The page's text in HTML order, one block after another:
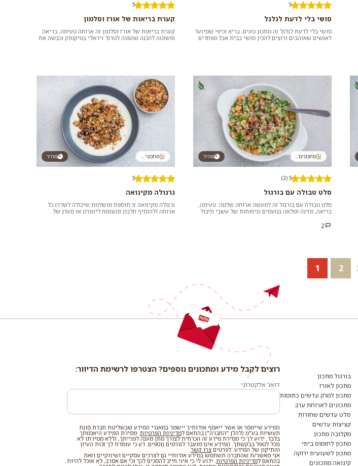
5
סושי בלי לדעת לגלגל
סושי בלי לדעת לגלגל זה מתכון טעים, בריא וכיפי שמיועד
לאנשים שאוהבים ורוצים להכין סושי בבית אבל מפחדים
5
קערת בריאות של אורז וסלמון
קערת בריאות של אורז וסלמון זה ארוחה טעימה, בריאה
ופשוטה להכנה שהפכה לטרנד ויראלי בטיקטוק וכבשה את
מהיר מתכונים...
5 (2)
סלט טבולה עם בורגול
סלט טבולה עם בורגול זה למעשה ארוחה שלמה: טעימה,
בריאה, מזינה ומלאה בטעמים וניחוחות של עשבי תיבול
2
מהיר מתכוני ...
5
גרנולה מקינואה
גרנולה מקינואה זו תוספת מושלמת שיכולה לשדרג כל
ארוחה ולהוסיף חלבון מהצומח ליוגורט או מעדן של
1 2
בורגול מתכון
מתכון לאורז
מתכון למרק עדשים כתומות
מתכונים לארוחת ערב
סלט עדשים שחורות
קציצות עדשים
מקלובה מתכון
מתכון לחומוס ביתי
מתכון לשעועית ירוקה
קינואה מתכונים
רוצים לקבל מידע ומתכונים נוספים? הצטרפו לרשימת הדיוור:
דואר אלקטרוני
המידע שיימסר או אשר ייאסף אודותיך יישמר במאגרי המידע שבשליטת חברת סוגת
תעשיות בע"מ (להלן:"החברה") בהתאם למדיניות הפרטיות . מסירת המידע היאכמתך
בלבד. ידוע לך כי מסירת מידע זה הכרחית לצורך מתן מענה לפנייתך, וללא מסירתו לא
נוכל לטפל בבקשתך. המידע אינו מועבר לגורמים נוספים. דע כי עומדת לך זכות העיון
והתיקון של המידע. לפרטים צרו קשר
אני מאשר/ת שהחברה תשתמש במידע אודותיי גם לצרכים עסקיים ושיווקיים וזאת
בהתאם למדיניות הפרטיות . ידוע לי כי איני חייב להסכים לכך וכי אם אסרב, לא אוכל להיות